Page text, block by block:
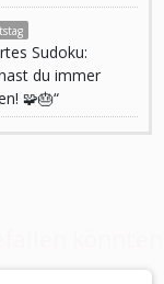
Sudoku:
du immer
🧩🎂“